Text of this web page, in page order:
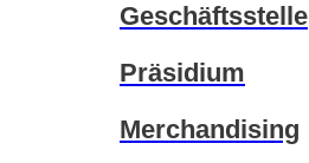
Geschäftsstelle
Präsidium
Merchandising